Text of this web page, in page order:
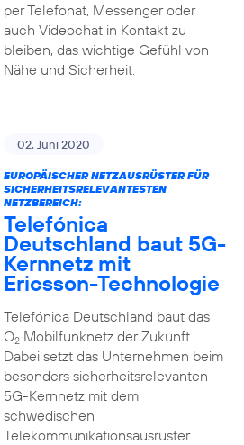
per Telefonat, Messenger oder
auch Videochat in Kontakt zu
bleiben, das wichtige Gefühl von
Nähe und Sicherheit.
02. Juni 2020
EUROPÄISCHER NETZAUSRÜSTER FÜR
SICHERHEITSRELEVANTESTEN
NETZBEREICH:
Telefónica
Deutschland baut 5G-
Kernnetz mit
Ericsson-Technologie
Telefónica Deutschland baut das
O2Mobilfunknetz der Zukunft.
Dabei setzt das Unternehmen beim
besonders sicherheitsrelevanten
5G-Kernnetz mit dem
schwedischen
Telekommunikationsausrüster